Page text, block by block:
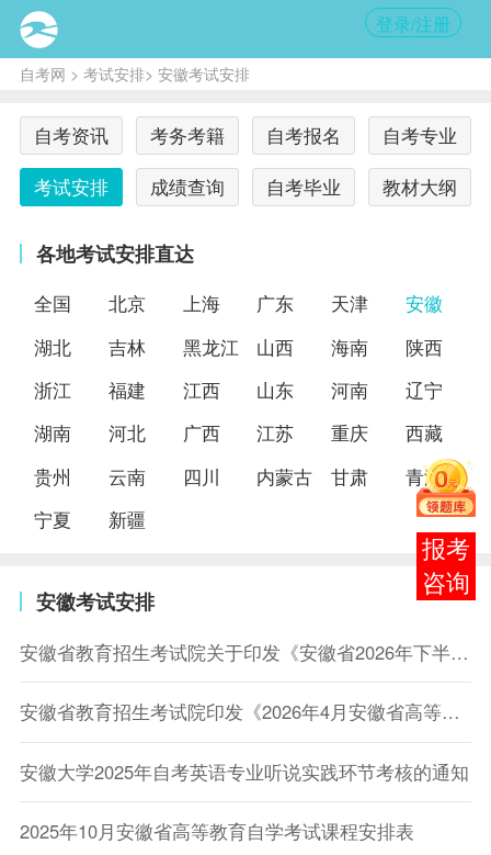
登录/注册
自考网 > 考试安排> 安徽考试安排
自考资讯 考务考籍 自考报名
自考专业
考试安排
成绩查询 自考毕业 教材大纲
各地考试安排直达
全国 北京 上海 广东 天津
安徽
湖北
吉林 黑龙江 山西 海南
陕西
浙江
福建 江西 山东 河南
辽宁
湖南
河北 广西 江苏 重庆
西藏
贵州
云南 四川 内蒙古 甘肃
青海
宁夏
新疆
安徽考试安排
安徽省教育招生考试院关于印发《安徽省2026年下半年自学考试课程安排》的通知
安徽省教育招生考试院印发《2026年4月安徽省高等教育自学考试课程安排》的通知
安徽大学2025年自考英语专业听说实践环节考核的通知
2025年10月安徽省高等教育自学考试课程安排表
在线
客服